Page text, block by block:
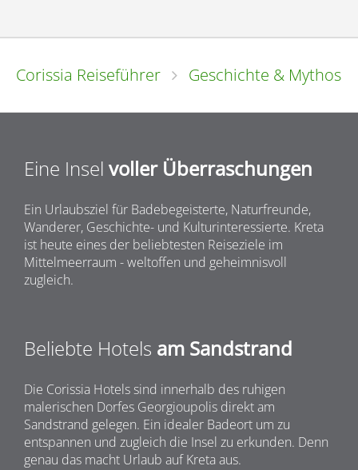
Corissia Reiseführer Geschichte & Mythos
Eine Insel voller Überraschungen
Ein Urlaubsziel für Badebegeisterte, Naturfreunde,
Wanderer, Geschichte- und Kulturinteressierte. Kreta
ist heute eines der beliebtesten Reiseziele im
Mittelmeerraum - weltoffen und geheimnisvoll
zugleich.
Beliebte Hotels am Sandstrand
Die Corissia Hotels sind innerhalb des ruhigen
malerischen Dorfes Georgioupolis direkt am
Sandstrand gelegen. Ein idealer Badeort um zu
entspannen und zugleich die Insel zu erkunden. Denn
genau das macht Urlaub auf Kreta aus.